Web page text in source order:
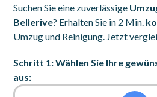
Suchen Sie eine zuverlässige
Bellerive? Erhalten Sie in 2 Min.
Umzug und Reinigung. Jetzt
Schritt 1: Wählen Sie Ihre
aus: